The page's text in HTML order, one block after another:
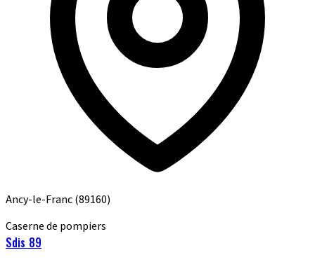
Ancy-le-Franc(89160)
Caserne de pompiers
Sdis 89